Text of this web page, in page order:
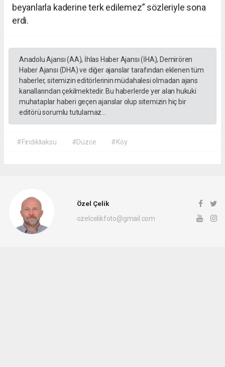
beyanlarla kaderine terk edilemez” sözleriyle sona
erdi.
Anadolu Ajansı (AA), İhlas Haber Ajansı (İHA), Demirören
Haber Ajansı (DHA) ve diğer ajanslar tarafından eklenen tüm
haberler, sitemizin editörlerinin müdahalesi olmadan ajans
kanallarından çekilmektedir. Bu haberlerde yer alan hukuki
muhataplar haberi geçen ajanslar olup sitemizin hiç bir
editörü sorumlu tutulamaz...
#Fındıklıaksu #Düzce #Köy
Özel Çelik
ozelcelikfoto@gmail.com